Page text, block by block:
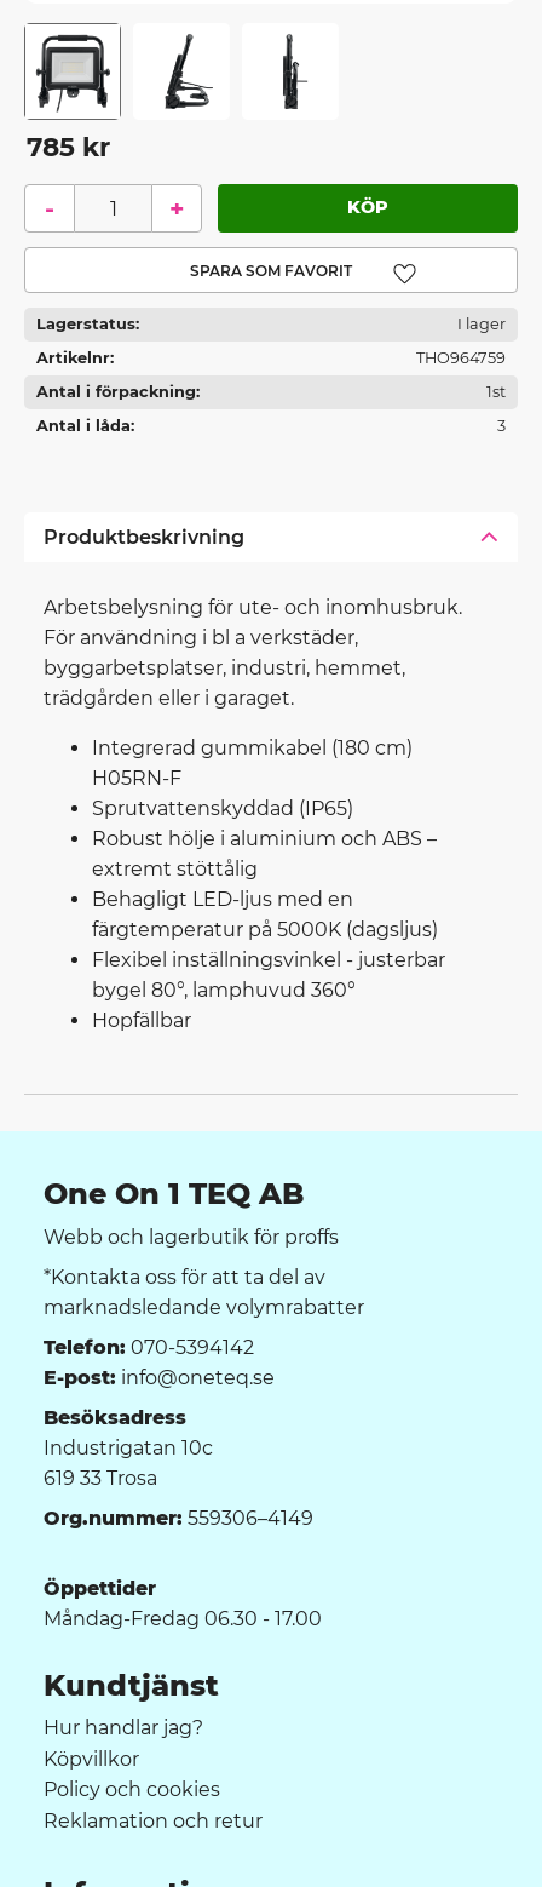
785 kr
+
-
Lägg till i favoriter
Lagerstatus
I lager
Artikelnr
THO964759
Antal i förpackning
1st
Antal i låda
3
Produktbeskrivning
Arbetsbelysning för ute- och inomhusbruk.
För användning i bl a verkstäder,
byggarbetsplatser, industri, hemmet,
trädgården eller i garaget.
Integrerad gummikabel (180 cm)
H05RN-F
Sprutvattenskyddad (IP65)
Robust hölje i aluminium och ABS –
extremt stöttålig
Behagligt LED-ljus med en
färgtemperatur på 5000K (dagsljus)
Flexibel inställningsvinkel - justerbar
bygel 80°, lamphuvud 360°
Hopfällbar
One On 1 TEQ AB
Webb och lagerbutik för proffs
*Kontakta oss för att ta del av
marknadsledande volymrabatter
Telefon: 070-5394142
E-post: info@oneteq.se
Besöksadress
Industrigatan 10c
619 33 Trosa
Org.nummer: 559306–4149
Öppettider
Måndag-Fredag 06.30 - 17.00
Kundtjänst
Hur handlar jag?
Köpvillkor
Policy och cookies
Reklamation och retur